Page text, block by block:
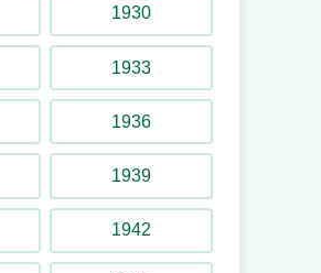
1930
1933
1936
1939
1942